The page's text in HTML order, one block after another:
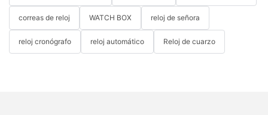
correas de reloj WATCH BOX reloj de señora
reloj cronógrafo reloj automático Reloj de cuarzo